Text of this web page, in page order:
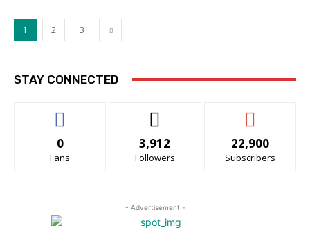
1 2 3
STAY CONNECTED
0
Fans
3,912
Followers
22,900
Subscribers
- Advertisement -